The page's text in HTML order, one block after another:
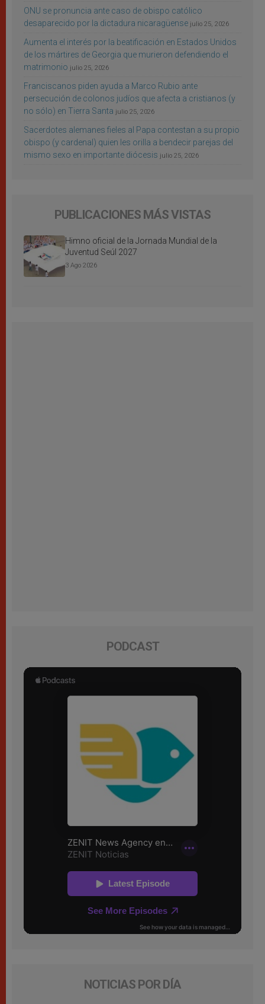
ONU se pronuncia ante caso de obispo católico
desaparecido por la dictadura nicaragüense julio 25, 2026
Aumenta el interés por la beatificación en Estados Unidos
de los mártires de Georgia que murieron defendiendo el
matrimonio julio 25, 2026
Franciscanos piden ayuda a Marco Rubio ante
persecución de colonos judíos que afecta a cristianos (y
no sólo) en Tierra Santa julio 25, 2026
Sacerdotes alemanes fieles al Papa contestan a su propio
obispo (y cardenal) quien les orilla a bendecir parejas del
mismo sexo en importante diócesis julio 25, 2026
PUBLICACIONES MÁS VISTAS
Himno oficial de la Jornada Mundial de la
Juventud Seúl 2027
3 Ago 2026
PODCAST
NOTICIAS POR DÍA